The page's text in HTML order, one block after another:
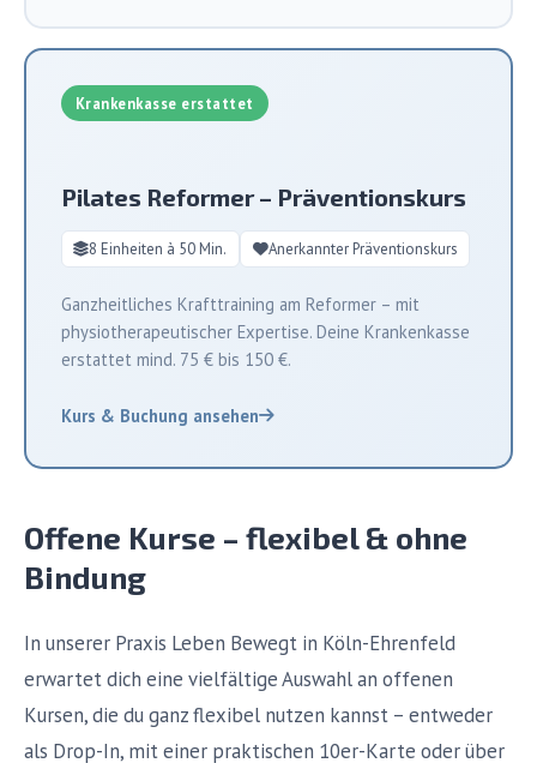
Krankenkasse erstattet
Pilates Reformer – Präventionskurs
8 Einheiten à 50 Min. Anerkannter Präventionskurs
Ganzheitliches Krafttraining am Reformer – mit
physiotherapeutischer Expertise. Deine Krankenkasse
erstattet mind. 75 € bis 150 €.
Kurs & Buchung ansehen
Offene Kurse – flexibel & ohne
Bindung
In unserer Praxis Leben Bewegt in Köln-Ehrenfeld
erwartet dich eine vielfältige Auswahl an offenen
Kursen, die du ganz flexibel nutzen kannst – entweder
als Drop-In, mit einer praktischen 10er-Karte oder über